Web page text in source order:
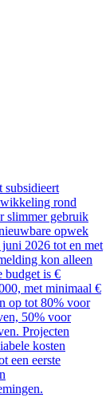
rond
slimmer gebruik
opwek
2026 tot en met
kon alleen
budget is €
met minimaal €
op tot 80% voor
50% voor
Projecten
kosten
een eerste